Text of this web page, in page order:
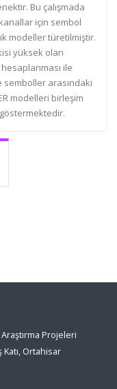
Bu çalışmada
için sembol
modeller türetilmiştir.
yüksek olan
hesaplanması ile
arasındaki
modelleri birleşim
Projeleri
Ortahisar